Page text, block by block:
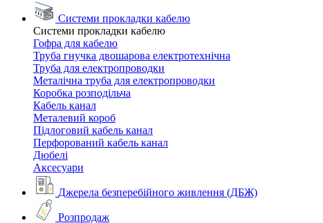
Системи прокладки кабелю
Системи прокладки кабелю
Гофра для кабелю
Труба гнучка двошарова електротехнічна
Труба для електропроводки
Металічна труба для електропроводки
Коробка розподільча
Кабель канал
Металевий короб
Підлоговий кабель канал
Перфорований кабель канал
Дюбелі
Аксесуари
Джерела безперебійного живлення (ДБЖ)
Розпродаж